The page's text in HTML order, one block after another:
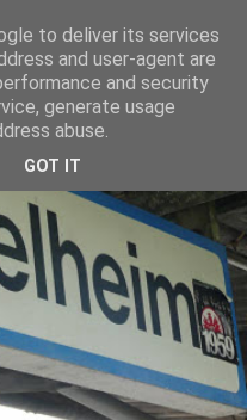
to deliver its services
and user-agent are
and security
generate usage
abuse.
GOT IT